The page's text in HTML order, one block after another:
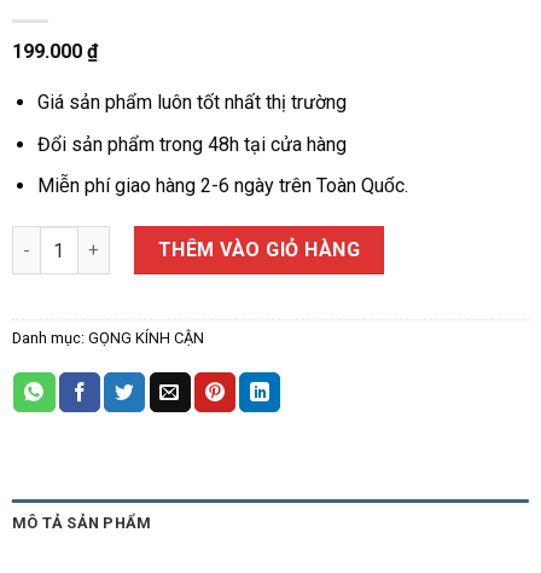
199.000 ₫
Giá sản phẩm luôn tốt nhất thị trường
Đổi sản phẩm trong 48h tại cửa hàng
Miễn phí giao hàng 2-6 ngày trên Toàn Quốc.
Gọng Kính Cận L-017 số lượngTHÊM VÀO GIỎ HÀNG
Danh mục: GỌNG KÍNH CẬN
MÔ TẢ SẢN PHẨM